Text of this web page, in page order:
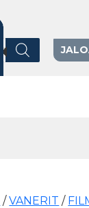
/VANERIT /